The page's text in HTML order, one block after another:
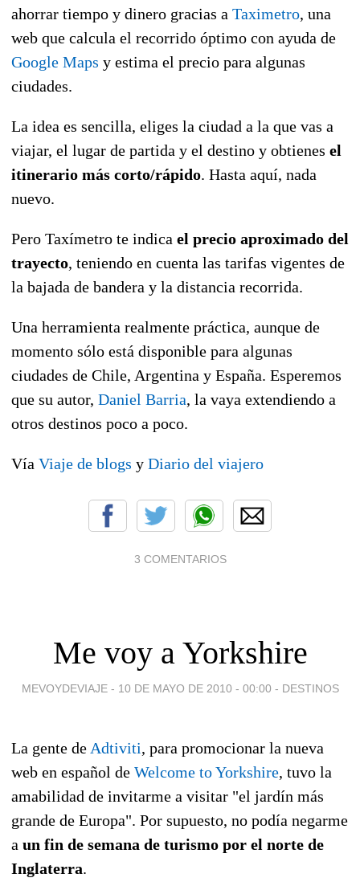
ahorrar tiempo y dinero gracias a Taximetro, una
web que calcula el recorrido óptimo con ayuda de
Google Maps y estima el precio para algunas
ciudades.
La idea es sencilla, eliges la ciudad a la que vas a
viajar, el lugar de partida y el destino y obtienes el
itinerario más corto/rápido. Hasta aquí, nada
nuevo.
Pero Taxímetro te indica el precio aproximado del
trayecto, teniendo en cuenta las tarifas vigentes de
la bajada de bandera y la distancia recorrida.
Una herramienta realmente práctica, aunque de
momento sólo está disponible para algunas
ciudades de Chile, Argentina y España. Esperemos
que su autor, Daniel Barria, la vaya extendiendo a
otros destinos poco a poco.
Vía Viaje de blogs y Diario del viajero
3 COMENTARIOS
Me voy a Yorkshire
MEVOYDEVIAJE - 10 DE MAYO DE 2010 - 00:00 - DESTINOS
La gente de Adtiviti, para promocionar la nueva
web en español de Welcome to Yorkshire, tuvo la
amabilidad de invitarme a visitar "el jardín más
grande de Europa". Por supuesto, no podía negarme
a un fin de semana de turismo por el norte de
Inglaterra.